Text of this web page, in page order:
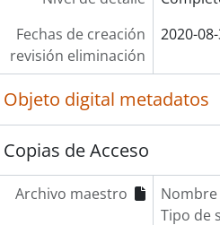
Fechas de creación
revisión eliminación
2020-
Objeto digital metadatos
Copias de Acceso
Archivo maestro
Tipo de